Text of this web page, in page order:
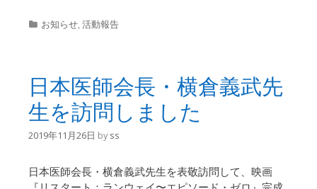
Categories
お知らせ,活動報告
日本医師会長・横倉義武先
生を訪問しました
2019年11月26日 byss
日本医師会長・横倉義武先生を表敬訪問して、映画